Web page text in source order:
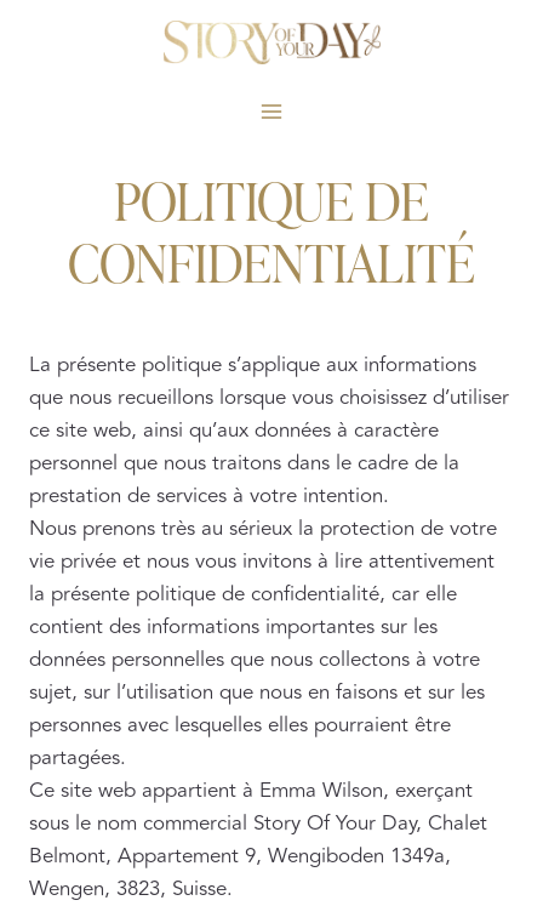
POLITIQUE DE
CONFIDENTIALITÉ
La présente politique s’applique aux informations
que nous recueillons lorsque vous choisissez d’utiliser
ce site web, ainsi qu’aux données à caractère
personnel que nous traitons dans le cadre de la
prestation de services à votre intention.
Nous prenons très au sérieux la protection de votre
vie privée et nous vous invitons à lire attentivement
la présente politique de confidentialité, car elle
contient des informations importantes sur les
données personnelles que nous collectons à votre
sujet, sur l’utilisation que nous en faisons et sur les
personnes avec lesquelles elles pourraient être
partagées.
Ce site web appartient à Emma Wilson, exerçant
sous le nom commercial Story Of Your Day, Chalet
Belmont, Appartement 9, Wengiboden 1349a,
Wengen, 3823, Suisse.